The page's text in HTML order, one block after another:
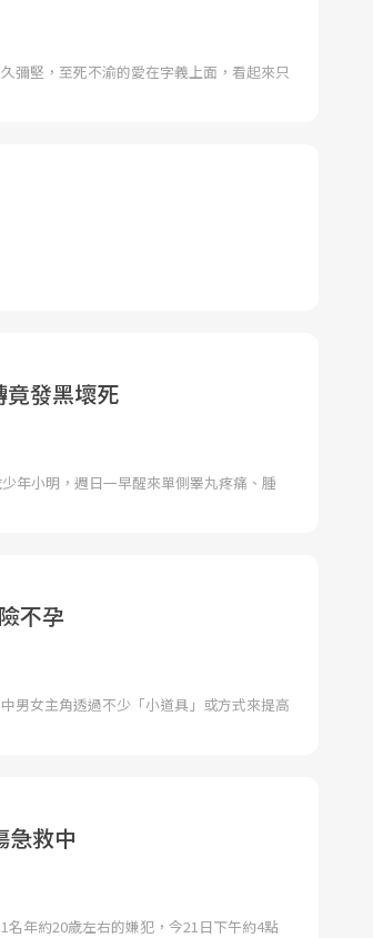
彌堅，至死不渝的愛在字義上面，看起來只
發黑壞死
年小明，週日一早醒來單側睪丸疼痛、腫
不孕
男女主角透過不少「小道具」或方式來提高
救中
年約20歲左右的嫌犯，今21日下午約4點